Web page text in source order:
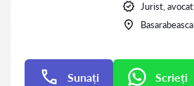
Jurist, avocat
Basarabeasca
Sunați Scrieți